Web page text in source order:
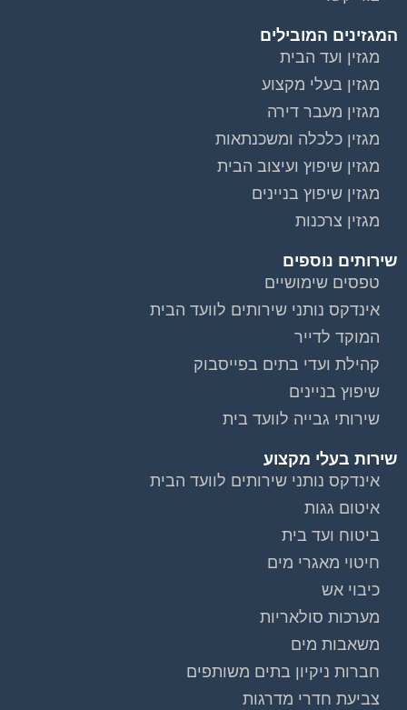
המגזינים המובילים
מגזין ועד הבית
מגזין בעלי מקצוע
מגזין מעבר דירה
מגזין כלכלה ומשכנתאות
מגזין שיפוץ ועיצוב הבית
מגזין שיפוץ בניינים
מגזין צרכנות
שירותים נוספים
טפסים שימושיים
אינדקס נותני שירותים לוועד הבית
המוקד לדייר
קהילת ועדי בתים בפייסבוק
שיפוץ בניינים
שירותי גבייה לוועד בית
שירות בעלי מקצוע
אינדקס נותני שירותים לוועד הבית
איטום גגות
ביטוח ועד בית
חיטוי מאגרי מים
כיבוי אש
מערכות סולאריות
משאבות מים
חברות ניקיון בתים משותפים
צביעת חדרי מדרגות